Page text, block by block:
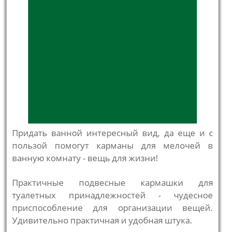
Придать ванной интересный вид, да еще и с
пользой помогут карманы для мелочей в
ванную комнату - вещь для жизни!
Практичные подвесные кармашки для
туалетных принадлежностей - чудесное
приспособление для организации вещей.
Удивительно практичная и удобная штука.